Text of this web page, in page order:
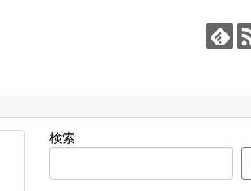
検索